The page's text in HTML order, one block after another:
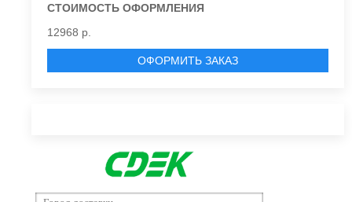
СТОИМОСТЬ ОФОРМЛЕНИЯ
12968 р.
ОФОРМИТЬ ЗАКАЗ